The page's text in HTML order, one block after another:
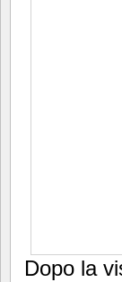
Dopo la